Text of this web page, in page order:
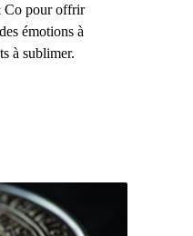
Co pour offrir
émotions à
à sublimer.